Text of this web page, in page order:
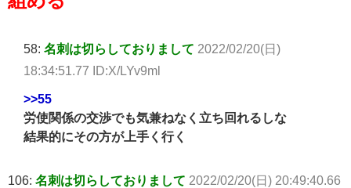
58: 名刺は切らしておりまして 2022/02/20(日)
18:34:51.77 ID:X/LYv9ml
>>55
労使関係の交渉でも気兼ねなく立ち回れるしな
結果的にその方が上手く行く
106: 名刺は切らしておりまして 2022/02/20(日) 20:49:40.66